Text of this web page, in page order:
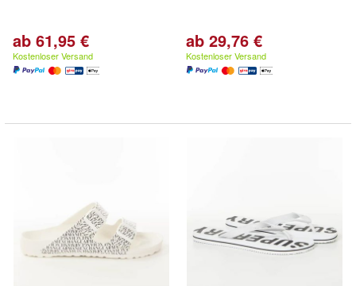
ab 61,95 €
Kostenloser Versand
ab 29,76 €
Kostenloser Versand